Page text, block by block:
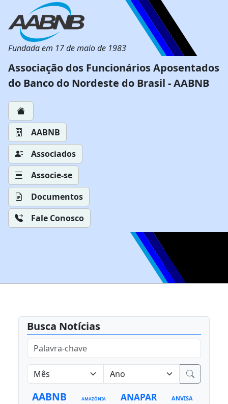
Fundada em 17 de maio de 1983
Associação dos Funcionários Aposentados
do Banco do Nordeste do Brasil - AABNB
AABNB
Associados
Associe-se
Documentos
Fale Conosco
Busca Notícias
AABNB AMAZÔNIA ANAPAR ANVISA